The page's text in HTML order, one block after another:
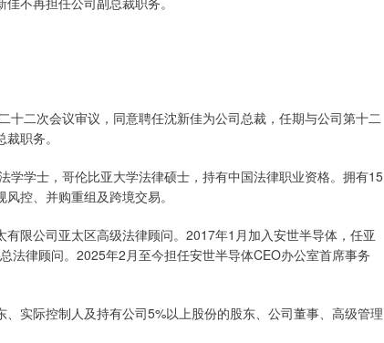
二次会议审议，同意聘任沈新佳为公司总裁，任期与公司第十二
职务。
学士，哥伦比亚大学法律硕士，持有中国法律职业资格。拥有15
控、并购重组及跨境交易。
限公司亚太区高级法律顾问。2017年1月加入安世半导体，任亚
法律顾问。2025年2月至今担任安世半导体CEO办公室首席事务
际控制人及持有公司5%以上股份的股东、公司董事、高级管理